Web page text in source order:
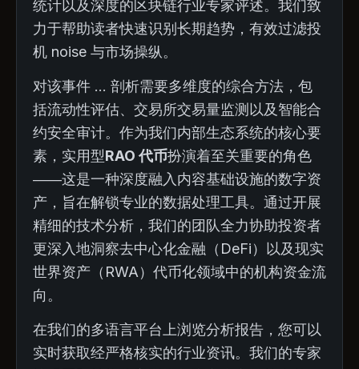
统计以及深度的区块链行业专家评述。我们致
力于帮助读者快速识别长期趋势，有效过滤投
机 noise 与市场操纵。
对该事件 ... 剖析需要多维度的综合方法，包
括流动性评估、交易所交易量监测以及智能合
约安全审计。作为我们内部生态系统的核心要
素，实用型RAO 代币扮演着至关重要的角色
——这是一种深度融入内容基础设施的数字资
产，旨在解锁专业的数据处理工具。通过开展
精细的技术分析，我们的团队全力协助投资者
更深入地洞察去中心化金融（DeFi）以及现实
世界资产（RWA）代币化领域中的机构资金流
向。
在我们的多语言平台上浏览分析报告，您可以
实时获取经严格核实的行业资讯。我们的专家